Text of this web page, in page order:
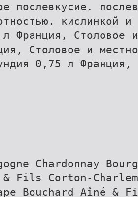
послевкусие.
кислинкой и
Франция, Столовое
Столовое и
0,75 л Франция,
Chardonnay
Fils Сorton-
Bouchard Aîné &